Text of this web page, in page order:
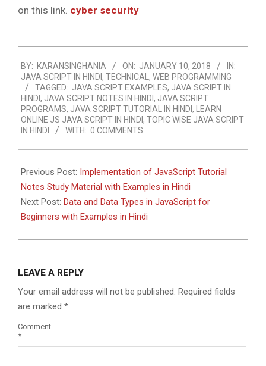
on this link. cyber security
01-
10
BY: KARANSINGHANIA ON: JANUARY 10, 2018
IN:
JAVA SCRIPT IN HINDI , TECHNICAL , WEB PROGRAMMING
TAGGED: JAVA SCRIPT EXAMPLES, JAVA SCRIPT IN
HINDI , JAVA SCRIPT NOTES IN HINDI , JAVA SCRIPT
PROGRAMS, JAVA SCRIPT TUTORIAL IN HINDI ,
LEARN
ONLINE JS JAVA SCRIPT IN HINDI , TOPIC WISE JAVA SCRIPT
IN HINDI
WITH: 0 COMMENTS
Previous Post: Implementation of JavaScript Tutorial
Notes Study Material with Examples in Hindi
Next Post: Data and Data Types in JavaScript for
Beginners with Examples in Hindi
LEAVE A REPLY
Your email address will not be published. Required fields
are marked *
Comment
*